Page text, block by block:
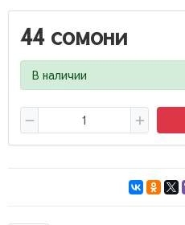
44 сомони
В наличии